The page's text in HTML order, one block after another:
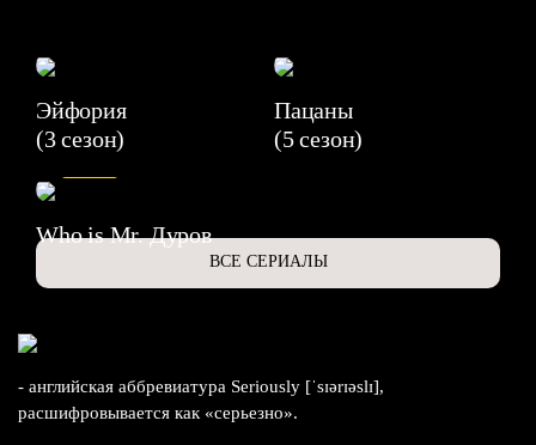
Эйфория
(3 сезон)
Пацаны
(5 сезон)
Who is Mr. Дуров
ВСЕ СЕРИАЛЫ
- английская аббревиатура Seriously [ˈsɪərɪəslɪ],
расшифровывается как «серьезно».